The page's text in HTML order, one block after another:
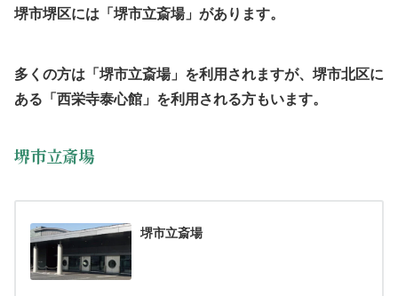
堺市堺区には「堺市立斎場」があります。
多くの方は「堺市立斎場」を利用されますが、堺市北区に
ある「西栄寺泰心館」を利用される方もいます。
堺市立斎場
堺市立斎場